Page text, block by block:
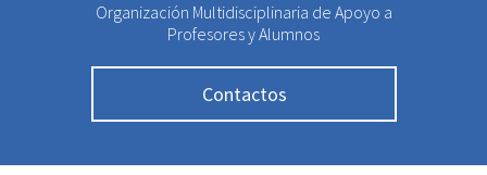
Organización Multidisciplinaria de Apoyo a
Profesores y Alumnos
Contactos
Un nuevo comienzo:
Lanzamiento del
Programa Piloto de
Coding Education –